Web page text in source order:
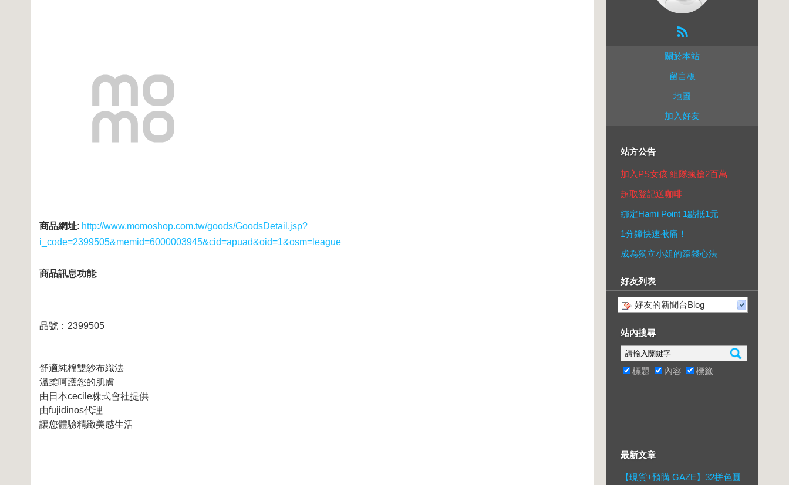
商品網址: http://www.momoshop.com.tw/goods/GoodsDetail.jsp?
i_code=2399505&memid=6000003945&cid=apuad&oid=1&osm=league
商品訊息功能:
品號：2399505
舒適純棉雙紗布織法
溫柔呵護您的肌膚
由日本cecile株式會社提供
由fujidinos代理
讓您體驗精緻美感生活
關於本站
留言板
地圖
加入好友
站方公告
加入PS女孩 組隊瘋搶2百萬
超取登記送咖啡
綁定Hami Point 1點抵1元
1分鐘快速揪痛！
成為獨立小姐的滾錢心法
好友列表
好友的新聞台Blog
站內搜尋
標題 內容 標籤
最新文章
【現貨+預購 GAZE】32拼色圓